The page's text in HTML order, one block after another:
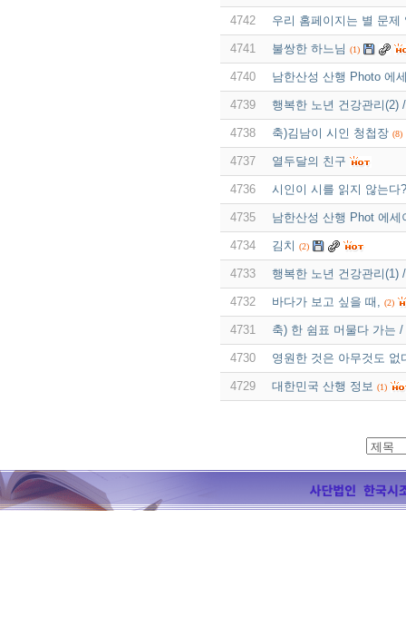
4742 우리 홈페이지는 별 문제
4741 불쌍한 하느님 (1)
4740 남한산성 산행 Photo 에
4739 행복한 노년 건강관리(2)
4738 축)김남이 시인 청첩장 (8)
4737 열두달의 친구
4736 시인이 시를 읽지 않는다?
4735 남한산성 산행 Phot 에세
4734 김치 (2)
4733 행복한 노년 건강관리(1)
4732 바다가 보고 싶을 때, (2)
4731 축) 한 쉼표 머물다 가는 /
4730 영원한 것은 아무것도 없
4729 대한민국 산행 정보 (1)